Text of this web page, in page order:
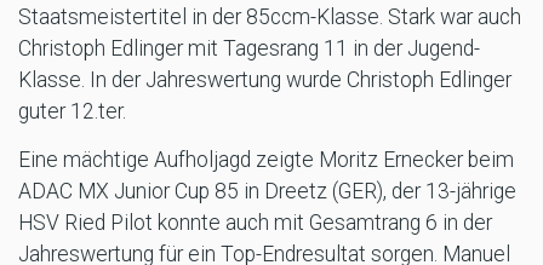
Staatsmeistertitel in der 85ccm-Klasse. Stark war auch
Christoph Edlinger mit Tagesrang 11 in der Jugend-
Klasse. In der Jahreswertung wurde Christoph Edlinger
guter 12.ter.
Eine mächtige Aufholjagd zeigte Moritz Ernecker beim
ADAC MX Junior Cup 85 in Dreetz (GER), der 13-jährige
HSV Ried Pilot konnte auch mit Gesamtrang 6 in der
Jahreswertung für ein Top-Endresultat sorgen. Manuel